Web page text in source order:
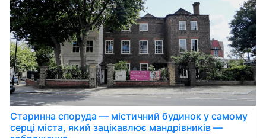
Старинна споруда — містичний будинок у самому
серці міста, який зацікавлює мандрівників —